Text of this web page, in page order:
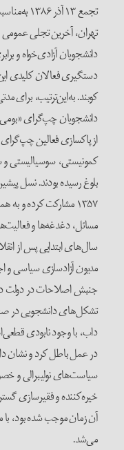
تجمع ۱۳
تهران، آخرین تجلی
دانشجویان آزادی‌خواه و
دستگیری فعالان کلیدی
کوبند. به‌این‌ترتیب، برای
دانشجویان چپ‌گرای
از پاکسازی فعالین
بلوغ رسیده بودند. نسل
۱۳۵۷ مشارکت کرده و
سال‌های ابتدایی پس از
مدیون آزادسازی سیاسی و
تشکل‌های دانشجویی در
داب، با وجود نابودی
در عمل باطل کرد و نشان
سیاست‌های نولیبرالی و
خیره‌کننده و فقیرسازی
آن زمان موجب شده بود،
می‌شد.